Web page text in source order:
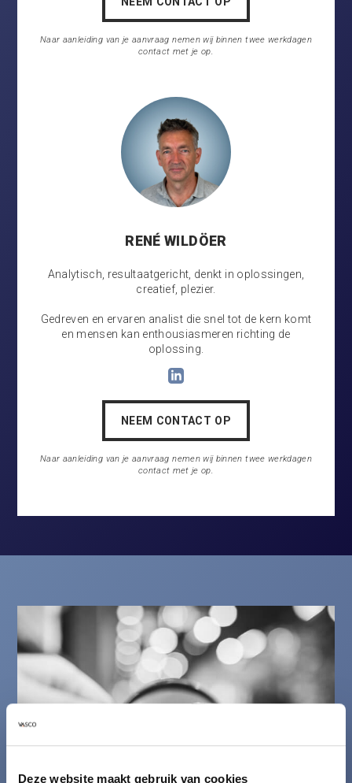
Deze website maakt gebruik van cookies
Naar aanleiding van je aanvraag nemen wij binnen twee werkdagen
contact met je op.
RENÉ WILDÖER
Analytisch, resultaatgericht, denkt in oplossingen,
creatief, plezier.
Gedreven en ervaren analist die snel tot de kern komt
en mensen kan enthousiasmeren richting de
oplossing.
NEEM CONTACT OP
Naar aanleiding van je aanvraag nemen wij binnen twee werkdagen
contact met je op.